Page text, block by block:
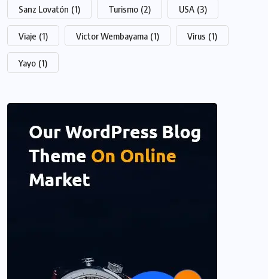
Sanz Lovatón (1) Turismo (2) USA (3)
Viaje (1) Victor Wembayama (1) Virus (1)
Yayo (1)